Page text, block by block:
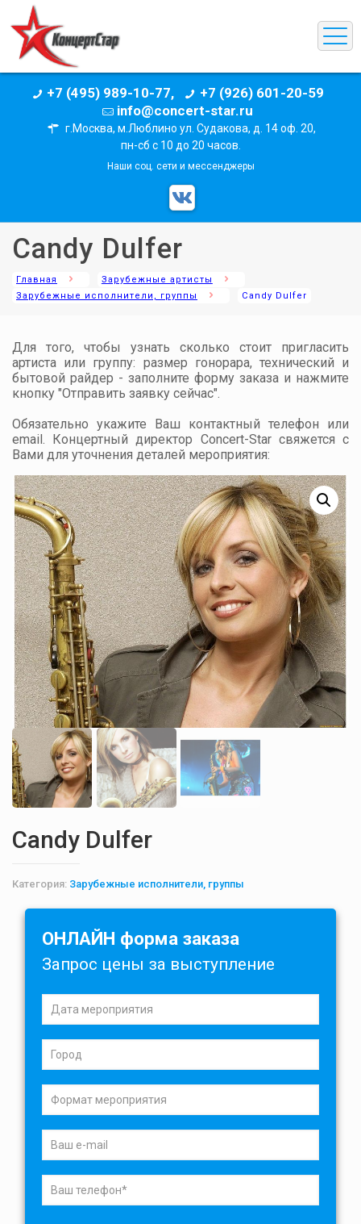
+7 (495) 989-10-77,
+7 (926) 601-20-59
info@concert-star.ru
г.Москва, м.Люблино ул. Судакова, д. 14 оф. 20,
пн-сб с 10 до 20 часов.
Наши соц. сети и мессенджеры
Candy Dulfer
Главная
Зарубежные артисты
Зарубежные исполнители, группы
Candy Dulfer
Для того, чтобы узнать сколько стоит пригласить
артиста или группу: размер гонорара, технический и
бытовой райдер - заполните форму заказа и нажмите
кнопку "Отправить заявку сейчас".
Обязательно укажите Ваш контактный телефон или
email. Концертный директор Concert-Star свяжется с
Вами для уточнения деталей мероприятия:
Candy Dulfer
Категория: Зарубежные исполнители, группы
ОНЛАЙН форма заказа
Запрос цены за выступление